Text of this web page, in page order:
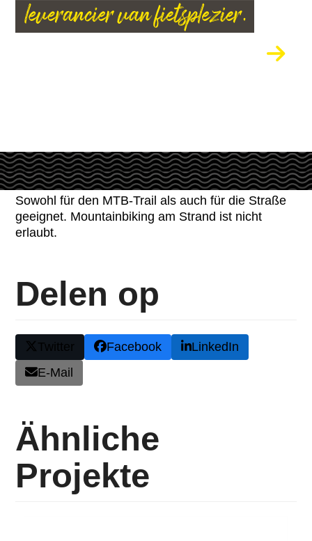
Sowohl für den MTB-Trail als auch für die Straße
geeignet. Mountainbiking am Strand ist nicht
erlaubt.
Delen op
Twitter Facebook
LinkedIn
E-Mail
Ähnliche
Projekte